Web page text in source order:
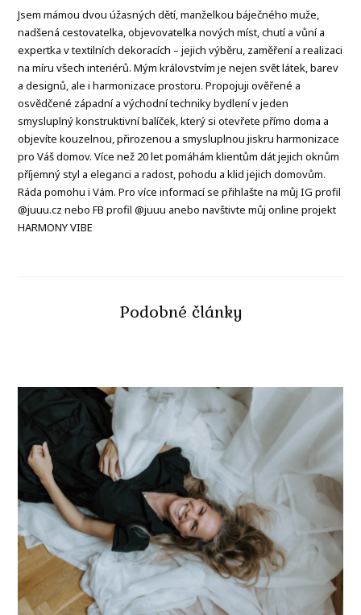
Jsem mámou dvou úžasných dětí, manželkou báječného muže,
nadšená cestovatelka, objevovatelka nových míst, chutí a vůní a
expertka v textilních dekoracích – jejich výběru, zaměření a realizaci
na míru všech interiérů. Mým královstvím je nejen svět látek, barev
a designů, ale i harmonizace prostoru. Propojuji ověřené a
osvědčené západní a východní techniky bydlení v jeden
smysluplný konstruktivní balíček, který si otevřete přímo doma a
objevíte kouzelnou, přirozenou a smysluplnou jiskru harmonizace
pro Váš domov. Více než 20 let pomáhám klientům dát jejich oknům
příjemný styl a eleganci a radost, pohodu a klid jejich domovům.
Ráda pomohu i Vám. Pro více informací se přihlašte na můj IG profil
@juuu.cz nebo FB profil @juuu anebo navštivte můj online projekt
HARMONY VIBE
Podobné články